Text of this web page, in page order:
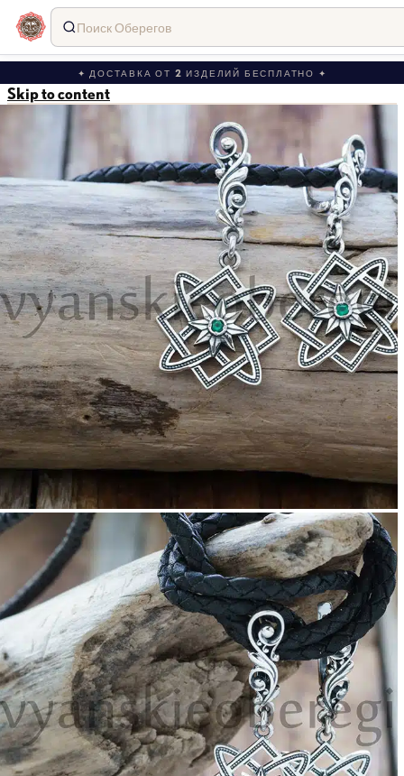
✦ ДОСТАВКА ОТ 2 ИЗДЕЛИЙ БЕСПЛАТНО ✦
Skip to content
Поиск Оберегов